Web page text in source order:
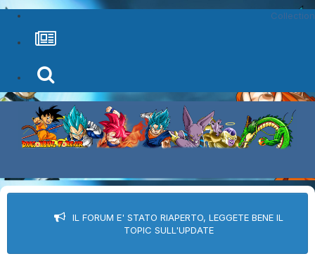
Collection
IL FORUM E' STATO RIAPERTO, LEGGETE BENE IL
TOPIC SULL'UPDATE